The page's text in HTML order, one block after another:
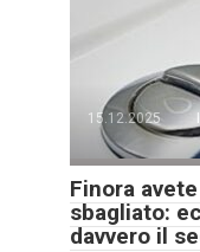
15.12.2025
Finora
sbagliato:
davvero il